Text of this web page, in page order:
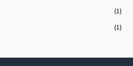
(1)
(1)